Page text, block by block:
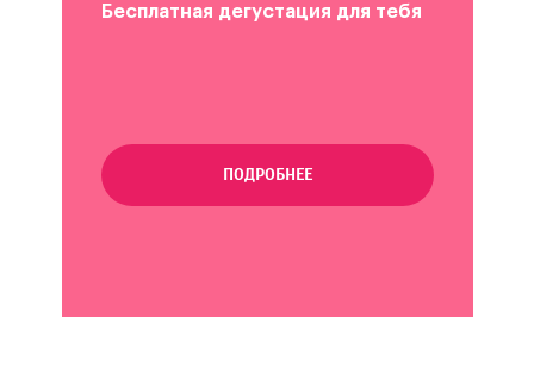
Бесплатная дегустация для тебя
ПОДРОБНЕЕ